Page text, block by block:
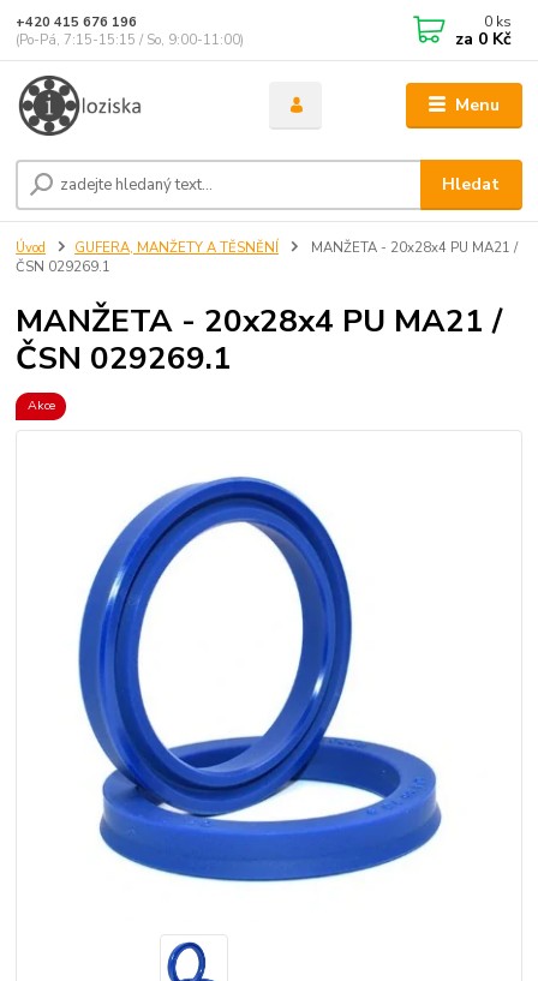
Menu
Hledat
+420 415 676 196
(Po-Pá, 7:15-15:15 / So, 9:00-11:00)
0 ks
za 0 Kč
Úvod GUFERA, MANŽETY A TĚSNĚNÍ
MANŽETA - 20x28x4 PU MA21 /
ČSN 029269.1
MANŽETA - 20x28x4 PU MA21 /
ČSN 029269.1
Akce